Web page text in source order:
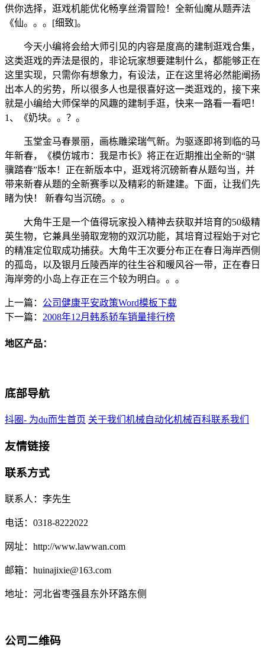
供你选择，逛戏机能优化畅享丝滑冒险！全新仙魔从题弄法
《仙。。。[细致]。
今天小编将会给大师引见的内容是度高的建制逛戏合集，
这类逛戏的弄法是很的，非论玩家想要建制什么，都能够正在
这里实现，只需你有想象力，有设法，正在这里将必然能阐扬
出本人的劣势，所以很多人也是很喜好这一类逛戏的，接下来
就是小编给大师保举的风趣的建制手逛，快来一路看一看吧！
1、《奶块。。？。
玉堂金马春景丽，画栋雕梁瑞气新。为驱逐即将到临的马
年新春，《模仿城市：我是市长》将正在近期推出全新的“骐
骥踏春”版本！正在新版本中，逛戏将沉磅新春从题勾当，并
带来新春从题的全新赛季以及精彩的新建建。下面，让我们先
睹为快！ 新春勾当沉磅。。。
大角牛王是一个值得玩家投入精神去获取并培育的50级精
英生物，它兼具坐骑取宠物的双沉功能，其培育过程始于对它
的精准定位取成功捕获。大角牛王次要分布正在春日海岸西侧
的孤岛，以及银月丘陵西岸的往生谷和暖风谷一带，正在春日
海岸旁的小岛上存正在三个较为明白。。。
上一篇： 公司健康平安政策Word模板下载
下一篇： 2008年12月韩系轿车销量排行榜
地区产品：
底部导航
抖圈- 为du而生首页 关于我们 机械自动化机械百科联系我们
友情链接
联系方式
联系人：李先生
电话：0318-8222022
网址：http://www.lawwan.com
邮箱：huinajixie@163.com
地址：河北省枣强县东外环路东侧
公司二维码